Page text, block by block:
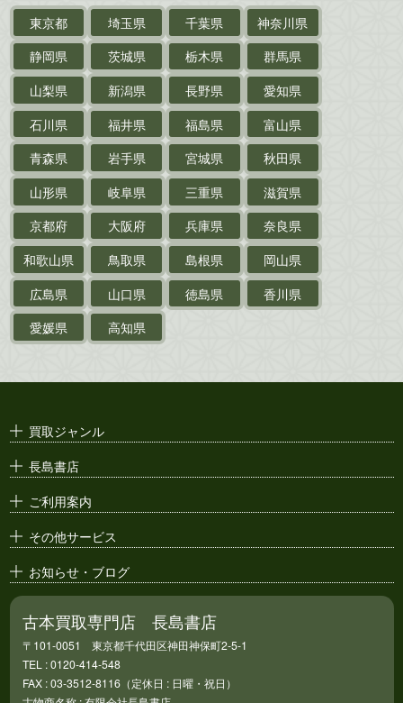
サイン色紙
作家草稿・原稿・肉筆物
探偵小説・推理小説
乗物
鉄道・
電車・バス
戦前・戦中の紙物・資料
絵葉書
支那・満洲・朝鮮・
台湾関係古資料
ポスター・チラシ・
東京都 埼玉県 千葉県
神奈川県
静岡県
茨城県 栃木県
群馬県
山梨県
新潟県 長野県
愛知県
石川県
福井県 福島県
富山県
青森県
岩手県 宮城県
秋田県
山形県
岐阜県 三重県
滋賀県
京都府
大阪府 兵庫県
奈良県
和歌山県
鳥取県 島根県
岡山県
広島県
山口県 徳島県
香川県
愛媛県
高知県
買取ジャンル
長島書店
ご利用案内
その他サービス
お知らせ・ブログ
古本買取専門店 長島書店
〒101-0051 東京都千代田区神田神保町2-5-1
TEL : 0120-414-548
FAX : 03-3512-8116（定休日 : 日曜・祝日）